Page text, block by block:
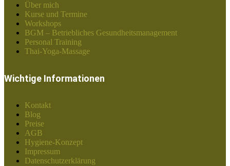
Über mich
Kurse und Termine
Workshops
BGM – Betriebliches Gesundheitsmanagement
Personal Training
Thai-Yoga-Massage
Wichtige Informationen
Kontakt
Blog
Preise
AGB
Hygiene-Konzept
Impressum
Datenschutzerklärung